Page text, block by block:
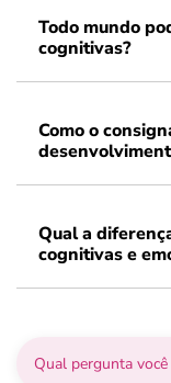
Todo mundo
cognitivas?
Como o
Qual a
cognitivas e